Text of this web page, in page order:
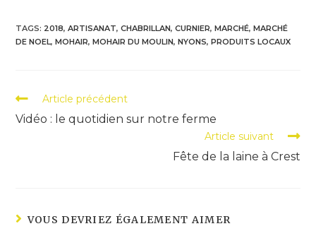
TAGS: 2018, ARTISANAT, CHABRILLAN, CURNIER, MARCHÉ, MARCHÉ
DE NOEL, MOHAIR, MOHAIR DU MOULIN, NYONS, PRODUITS LOCAUX
Read
more
articles
Article précédent
Vidéo : le quotidien sur notre ferme
Article suivant
Fête de la laine à Crest
VOUS DEVRIEZ ÉGALEMENT AIMER